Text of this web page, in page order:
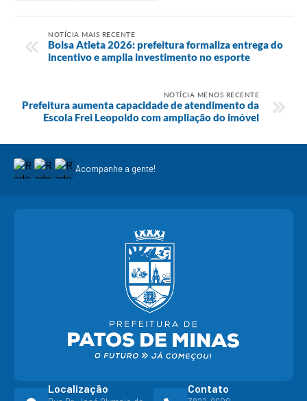
NOTÍCIA MAIS RECENTE
Bolsa Atleta 2026: prefeitura formaliza entrega do
incentivo e amplia investimento no esporte
NOTÍCIA MENOS RECENTE
Prefeitura aumenta capacidade de atendimento da
Escola Frei Leopoldo com ampliação do imóvel
Acompanhe a gente!
Localização Contato